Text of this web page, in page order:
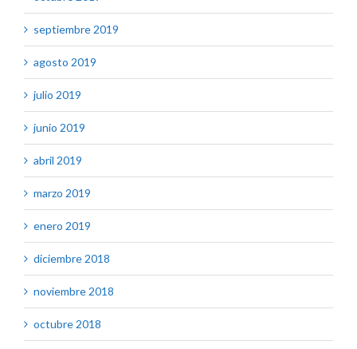
septiembre 2019
agosto 2019
julio 2019
junio 2019
abril 2019
marzo 2019
enero 2019
diciembre 2018
noviembre 2018
octubre 2018